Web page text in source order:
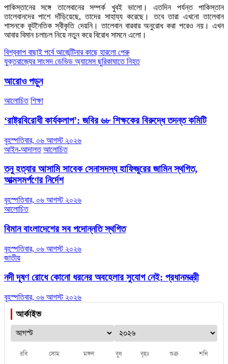
পাকিস্তানের সঙ্গে তালেবানের সম্পর্ক খুবই ভালো। এতদিন পর্যন্ত পাকিস্তান
তালেবানদের পাশে দাঁড়িয়েছে, তাদের সাহায্য করেছে। তবে তারা এখনো তালেবান
শাসনকে কূটনৈতিক স্বীকৃতি দেয়নি। তালেবান বারবার অনুরোধ করা পরেও নয়। এখন
আবার বিমান চলাচল নিয়ে নতুন করে বিরোধ সামনে এলো।
Post
navigation
বিশ্বকাপ বাছাই পর্বে আর্জেন্টিনার কাছে হারলো পেরু
যুক্তরাজ্যের সাংসদ ডেভিড অ্যামেস ছুরিকাঘাতে নিহত
আরোও পড়ুন
আলোচিত শিক্ষা
‘রাষ্ট্রবিরোধী কার্যকলাপ’: জবির ৬৮ শিক্ষকের বিরুদ্ধে তদন্ত কমিটি
বৃহস্পতিবার, ০৬ আগস্ট ২০২৬
আইন-আদালত আলোচিত
তনু হত্যার আসামি সাবেক সেনাসদস্য হাফিজুরের জামিন স্থগিত,
আত্মসমর্পণের নির্দেশ
বৃহস্পতিবার, ০৬ আগস্ট ২০২৬
আলোচিত
বিমান বাংলাদেশের সব পদোন্নতি স্থগিত
বৃহস্পতিবার, ০৬ আগস্ট ২০২৬
জাতীয়
নদী দূষণ রোধে কোনো ধরনের অবহেলার সুযোগ নেই: প্রধানমন্ত্রী
বৃহস্পতিবার, ০৬ আগস্ট ২০২৬
আর্কাইভ
রবি সোম মঙ্গল বুধ বৃহঃ শুক্র শনি